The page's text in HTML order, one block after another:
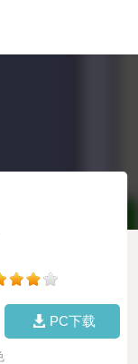
PC下载